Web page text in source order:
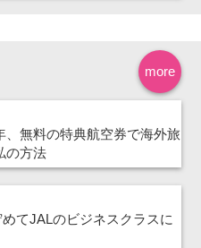
more
、無料の特典航空券で海外旅
の方法
てJALのビジネスクラスに